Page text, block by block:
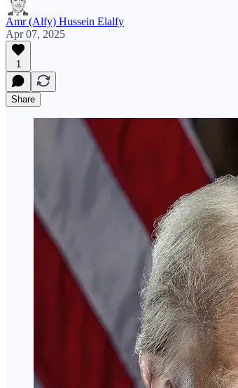
Amr (Alfy) Hussein Elalfy
Apr 07, 2025
1
Share